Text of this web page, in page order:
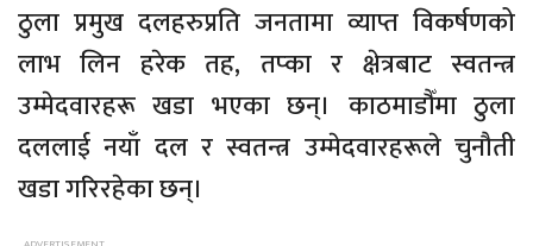
ठुला प्रमुख दलहरुप्रति जनतामा व्याप्त विकर्षणको
लाभ लिन हरेक तह, तप्का र क्षेत्रबाट स्वतन्त्र
उम्मेदवारहरू खडा भएका छन्। काठमाडौँमा ठुला
दललाई नयाँ दल र स्वतन्त्र उम्मेदवारहरूले चुनौती
खडा गरिरहेका छन्।